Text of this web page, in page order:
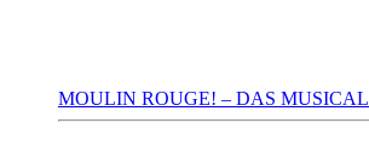
MOULIN ROUGE! – DAS MUSICAL